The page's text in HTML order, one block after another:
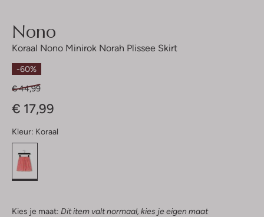
Nono
Koraal Nono Minirok Norah Plissee Skirt
-60%
€ 44,99
€ 17,99
Kleur: Koraal
Kies je maat: Dit item valt normaal, kies je eigen maat